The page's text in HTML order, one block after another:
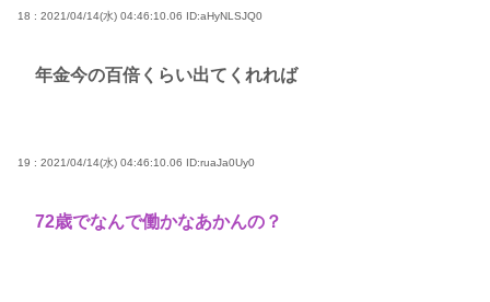
18 : 2021/04/14(水) 04:46:10.06 ID:aHyNLSJQ0
年金今の百倍くらい出てくれれば
19 : 2021/04/14(水) 04:46:10.06 ID:ruaJa0Uy0
72歳でなんで働かなあかんの？